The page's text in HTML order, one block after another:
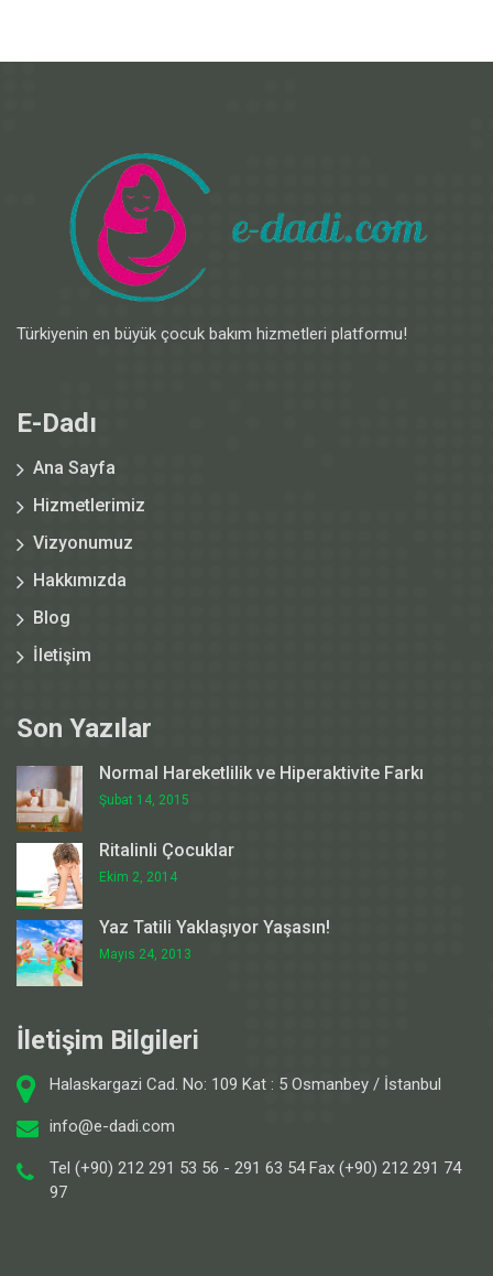
Türkiyenin en büyük çocuk bakım hizmetleri platformu!
E-Dadı
Ana Sayfa
Hizmetlerimiz
Vizyonumuz
Hakkımızda
Blog
İletişim
Son Yazılar
Normal Hareketlilik ve Hiperaktivite Farkı
Şubat 14, 2015
Ritalinli Çocuklar
Ekim 2, 2014
Yaz Tatili Yaklaşıyor Yaşasın!
Mayıs 24, 2013
İletişim Bilgileri
Halaskargazi Cad. No: 109 Kat : 5 Osmanbey / İstanbul
info@e-dadi.com
Tel (+90) 212 291 53 56 - 291 63 54 Fax (+90) 212 291 74
97